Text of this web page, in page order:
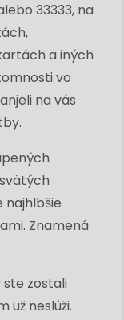
33333, na
a iných
vo
na vás
najhlbšie
Znamená
ste zostali
už neslúži.